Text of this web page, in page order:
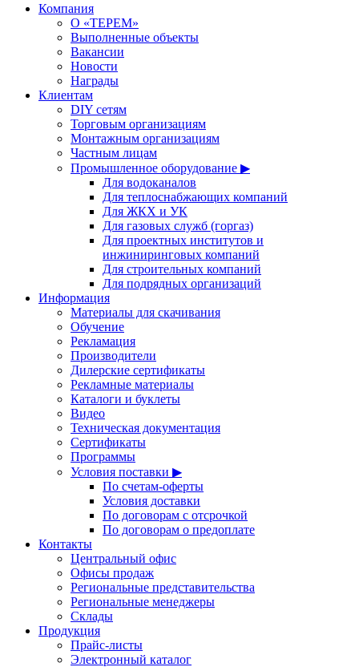
Компания
О «ТЕРЕМ»
Выполненные объекты
Вакансии
Новости
Награды
Клиентам
DIY сетям
Торговым организациям
Монтажным организациям
Частным лицам
Промышленное оборудование ▶
Для водоканалов
Для теплоснабжающих компаний
Для ЖКХ и УК
Для газовых служб (горгаз)
Для проектных институтов и
инжиниринговых компаний
Для строительных компаний
Для подрядных организаций
Информация
Материалы для скачивания
Обучение
Рекламация
Производители
Дилерские сертификаты
Рекламные материалы
Каталоги и буклеты
Видео
Техническая документация
Сертификаты
Программы
Условия поставки ▶
По счетам-оферты
Условия доставки
По договорам с отсрочкой
По договорам о предоплате
Контакты
Центральный офис
Офисы продаж
Региональные представительства
Региональные менеджеры
Склады
Продукция
Прайс-листы
Электронный каталог